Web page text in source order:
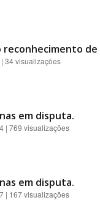
| 34 visualizações
em disputa.
| 769 visualizações
em disputa.
| 167 visualizações